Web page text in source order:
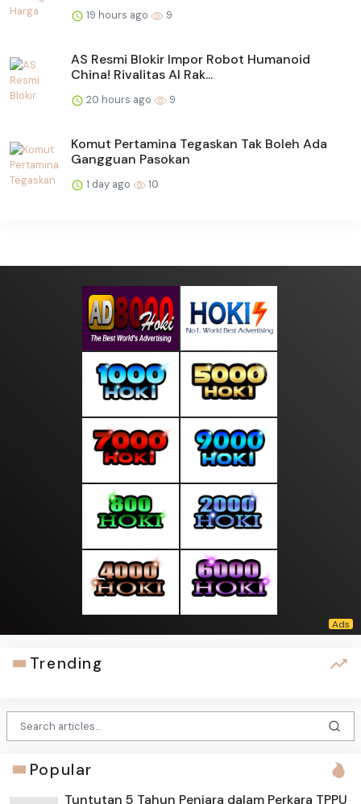
19 hours ago 9
AS Resmi Blokir Impor Robot Humanoid
China! Rivalitas AI Rak...
20 hours ago 9
Komut Pertamina Tegaskan Tak Boleh Ada
Gangguan Pasokan
1 day ago 10
Trending
Popular
Tuntutan 5 Tahun Penjara dalam Perkara TPPU